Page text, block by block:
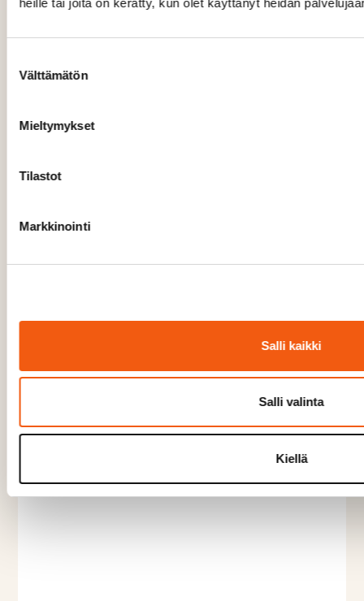
valinta
Välttämätön
Mieltymykset
Tilastot
Markkinointi
Salli kaikki
Salli valinta
Kiellä